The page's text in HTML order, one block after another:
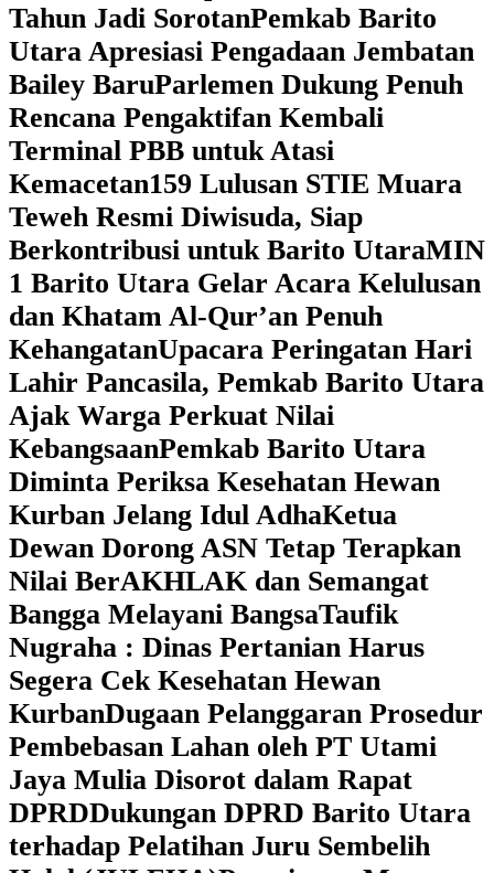
Tahun Jadi SorotanPemkab Barito
Utara Apresiasi Pengadaan Jembatan
Bailey BaruParlemen Dukung Penuh
Rencana Pengaktifan Kembali
Terminal PBB untuk Atasi
Kemacetan159 Lulusan STIE Muara
Teweh Resmi Diwisuda, Siap
Berkontribusi untuk Barito UtaraMIN
1 Barito Utara Gelar Acara Kelulusan
dan Khatam Al-Qur’an Penuh
KehangatanUpacara Peringatan Hari
Lahir Pancasila, Pemkab Barito Utara
Ajak Warga Perkuat Nilai
KebangsaanPemkab Barito Utara
Diminta Periksa Kesehatan Hewan
Kurban Jelang Idul AdhaKetua
Dewan Dorong ASN Tetap Terapkan
Nilai BerAKHLAK dan Semangat
Bangga Melayani BangsaTaufik
Nugraha : Dinas Pertanian Harus
Segera Cek Kesehatan Hewan
KurbanDugaan Pelanggaran Prosedur
Pembebasan Lahan oleh PT Utami
Jaya Mulia Disorot dalam Rapat
DPRDDukungan DPRD Barito Utara
terhadap Pelatihan Juru Sembelih